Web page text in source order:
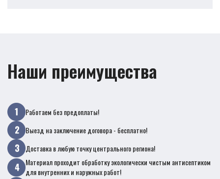
Наши преимущества
Работаем без предоплаты!
Выезд на заключение договора - бесплатно!
Доставка в любую точку центрального региона!
Материал проходит обработку экологически чистым антисептиком
для внутренних и наружных работ!